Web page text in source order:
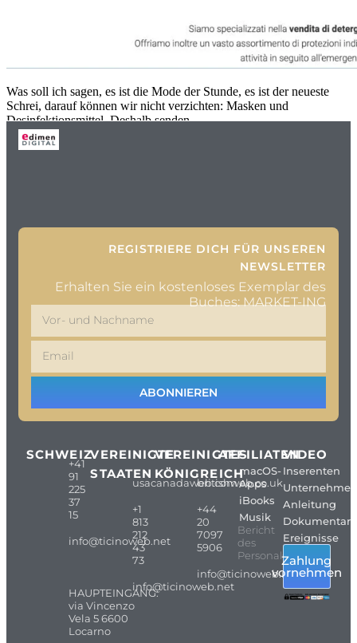
Was soll ich sagen, es ist die Mode der Stunde, es ist der neueste
Schrei, darauf können wir nicht verzichten: Masken und
Desinfektionsmittel. Deshalb senden
REGISTRIERE DICH FÜR UNSEREN
NEWSLETTER
Erhalten Sie ein kostenloses Exemplar des
Buches: MARKET-ING
ABONNIEREN
SCHWEIZ
+41
91
225
37
15
info@ticinoweb.net
HAUPTEINGANG:
via Vincenzo
Vela 5 6600
Locarno
VEREINIGTE
STAATEN
usacanadaweb.com
+1
813
212
43
73
info@ticinoweb.net
VEREINIGTES
KÖNIGREICH
britishweb.co.uk
+44
20
7097
5906
info@ticinoweb.net
AFFILIATEN
macOS-
Apps
iBooks
Musik
Bericht
des
Personals
VIDEO
Inserenten
Unternehmen
Anleitung
Ereignisse
Zahlung
vornehmen